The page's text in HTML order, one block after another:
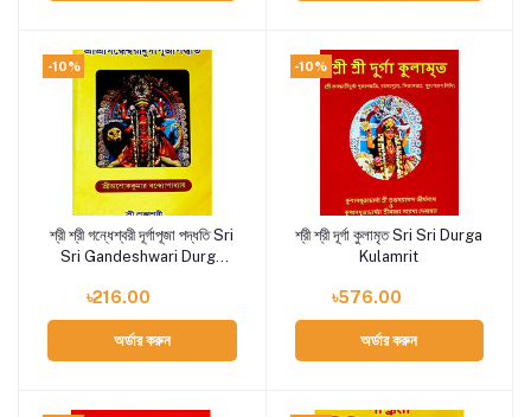
-10%
Add to cart
শ্রী শ্রী গন্ধেশ্বরী দূর্গাপূজা পদ্ধতি Sri
Sri Gandeshwari Durga
৳216.00
অর্ডার করুন
-10%
Add to cart
শ্রী শ্রী দূর্গা কুলামৃত Sri Sri Durga
Kulamrit
৳576.00
অর্ডার করুন